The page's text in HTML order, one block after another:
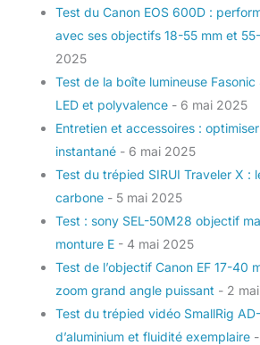
Test du Canon EOS 600D :
avec ses objectifs 18-55 mm et
2025
Test de la boîte lumineuse
LED et polyvalence - 6 mai 2025
Entretien et accessoires :
instantané - 6 mai 2025
Test du trépied SIRUI Traveler X :
carbone - 5 mai 2025
Test : sony SEL-50M28 objectif
monture E - 4 mai 2025
Test de l’objectif Canon EF 17-40
zoom grand angle puissant - 2
Test du trépied vidéo SmallRig
d’aluminium et fluidité exemplaire